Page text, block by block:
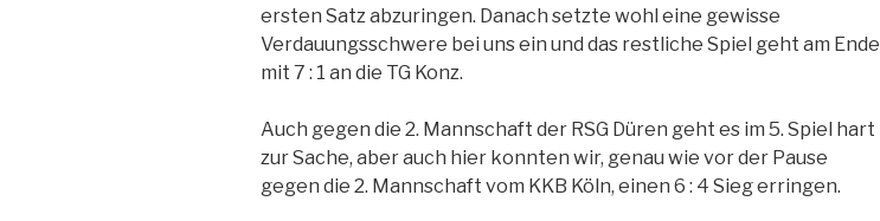
ersten Satz abzuringen. Danach setzte wohl eine gewisse
Verdauungsschwere bei uns ein und das restliche Spiel geht am Ende
mit 7 : 1 an die TG Konz.
Auch gegen die 2. Mannschaft der RSG Düren geht es im 5. Spiel hart
zur Sache, aber auch hier konnten wir, genau wie vor der Pause
gegen die 2. Mannschaft vom KKB Köln, einen 6 : 4 Sieg erringen.